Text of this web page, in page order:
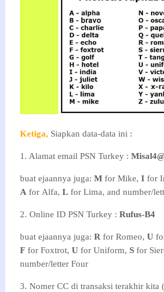
Ketiga,Siapkan data-data ini :
1. Alamat email PSN Turkey :
buat ejaannya juga: Mfor Mike, Ifor
Afor Alfa, Lfor Lima, and number/
2. Online ID PSN Turkey : Rufus-B4
buat ejaannya juga: Rfor Romeo, U
Ffor Foxtrot, Ufor Uniform, Sfor
number/letter Four
3. Nomer CC di transaksi terakhir kita